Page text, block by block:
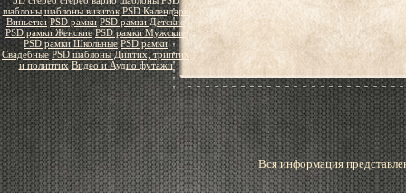
шаблоны шаблоны визиток PSD Календари
Виньетки PSD рамки PSD рамки Детские
PSD рамки Женские PSD рамки Мужские
PSD рамки Школьные PSD рамки
Свадебные PSD шаблоны Диптих, триптих
и полиптих Видео и Аудио футажи
Вся информация